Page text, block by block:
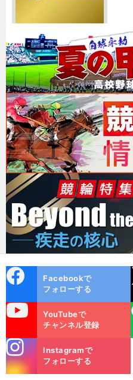
ok
Facebookで
フォローする
YouTubeで
チャンネル登録
LINE
m
Instagramで
フォローする